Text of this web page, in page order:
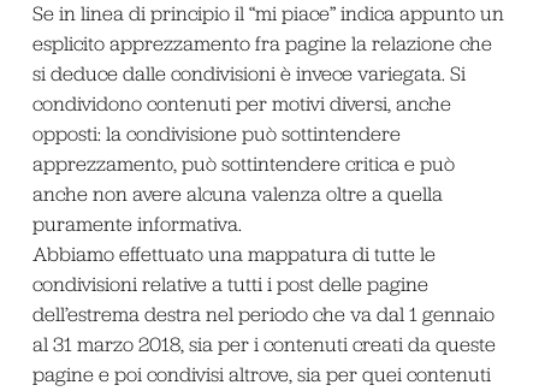
Se in linea di principio il “mi piace” indica appunto un
esplicito apprezzamento fra pagine la relazione che
si deduce dalle condivisioni è invece variegata. Si
condividono contenuti per motivi diversi, anche
opposti: la condivisione può sottintendere
apprezzamento, può sottintendere critica e può
anche non avere alcuna valenza oltre a quella
puramente informativa.
Abbiamo effettuato una mappatura di tutte le
condivisioni relative a tutti i post delle pagine
dell’estrema destra nel periodo che va dal 1 gennaio
al 31 marzo 2018, sia per i contenuti creati da queste
pagine e poi condivisi altrove, sia per quei contenuti